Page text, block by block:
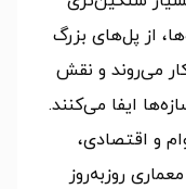
از پل‌های بزرگ
می‌روند و نقش
ایفا می‌کنند.
و اقتصادی،
روزبه‌روز